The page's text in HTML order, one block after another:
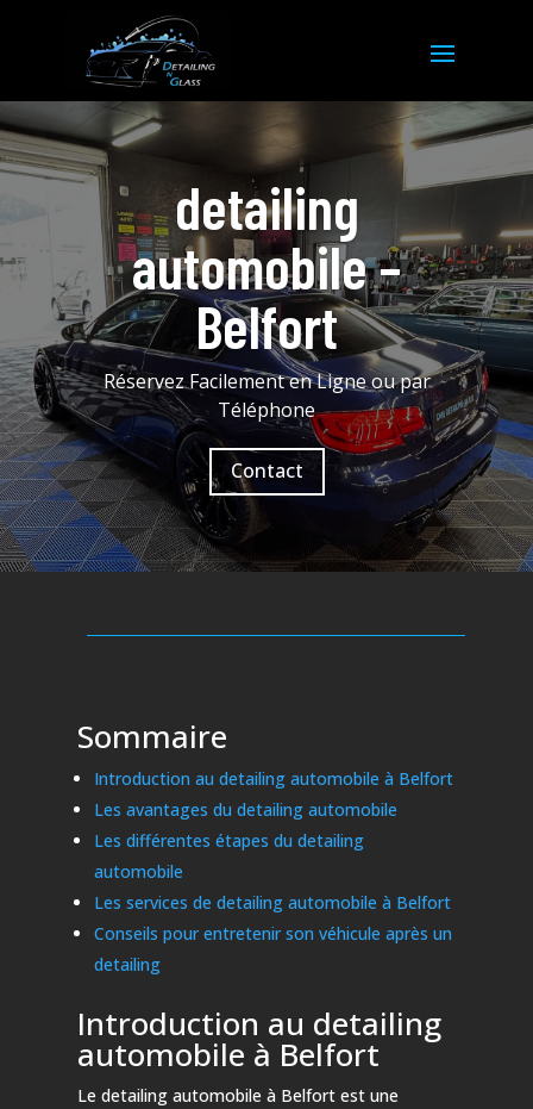
detailing
automobile –
Belfort
Réservez Facilement en Ligne ou par
Téléphone
Contact
Sommaire
Introduction au detailing automobile à Belfort
Les avantages du detailing automobile
Les différentes étapes du detailing
automobile
Les services de detailing automobile à Belfort
Conseils pour entretenir son véhicule après un
detailing
Introduction au detailing
automobile à Belfort
Le detailing automobile à Belfort est une